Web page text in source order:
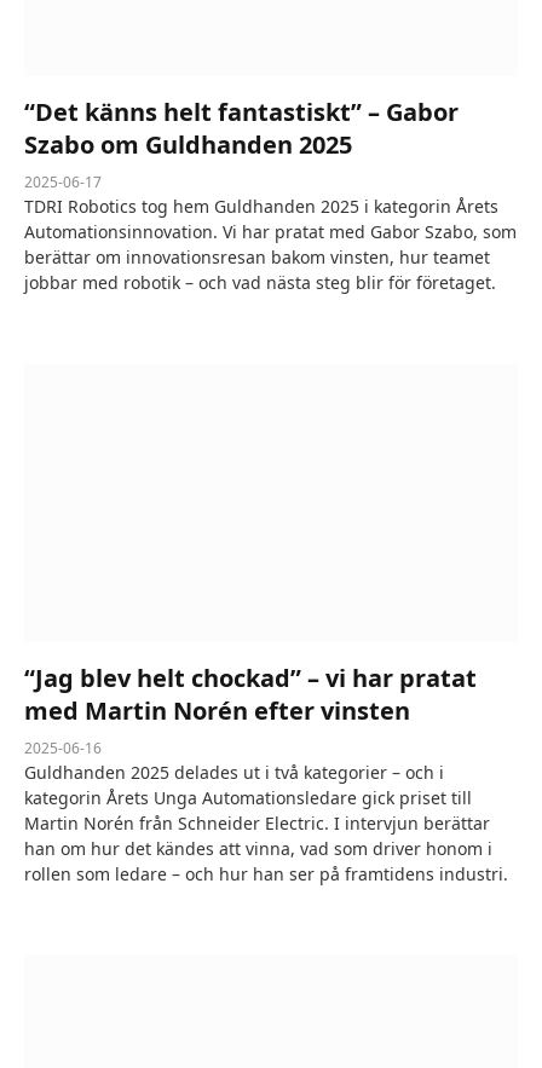
“Det känns helt fantastiskt” – Gabor
Szabo om Guldhanden 2025
2025-06-17
TDRI Robotics tog hem Guldhanden 2025 i kategorin Årets
Automationsinnovation. Vi har pratat med Gabor Szabo, som
berättar om innovationsresan bakom vinsten, hur teamet
jobbar med robotik – och vad nästa steg blir för företaget.
“Jag blev helt chockad” – vi har pratat
med Martin Norén efter vinsten
2025-06-16
Guldhanden 2025 delades ut i två kategorier – och i
kategorin Årets Unga Automationsledare gick priset till
Martin Norén från Schneider Electric. I intervjun berättar
han om hur det kändes att vinna, vad som driver honom i
rollen som ledare – och hur han ser på framtidens industri.